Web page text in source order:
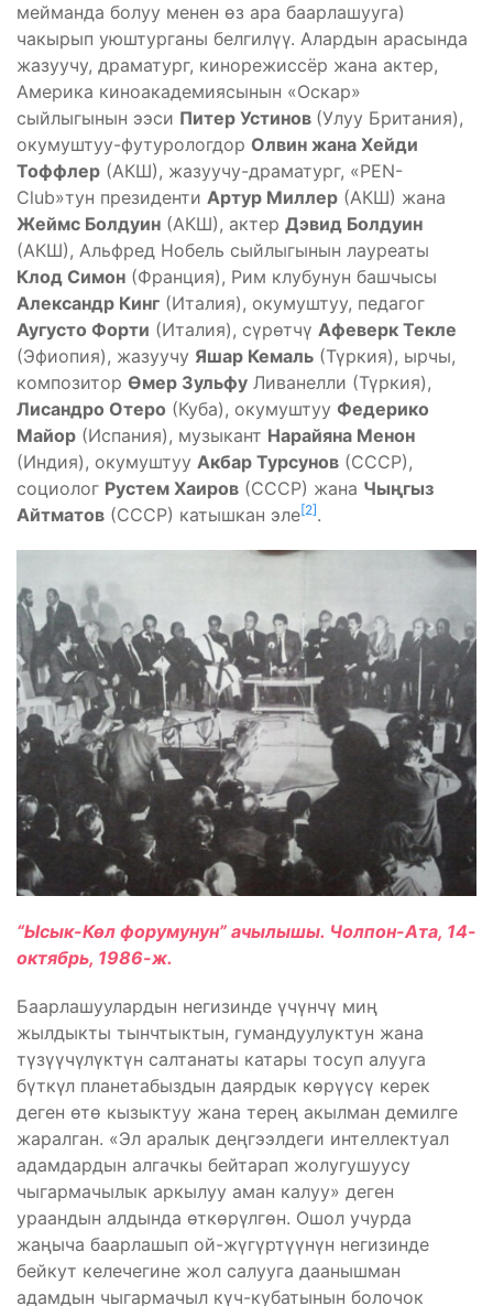
мейманда болуу менен өз ара баарлашууга)
чакырып уюштурганы белгилүү. Алардын арасында
жазуучу, драматург, кинорежиссёр жана актер,
Америка киноакадемиясынын «Оскар»
сыйлыгынын ээси Питер Устинов (Улуу Британия),
окумуштуу-футурологдор Олвин жана Хейди
Тоффлер (АКШ), жазуучу-драматург, «PEN-
Club»тун президенти Артур Миллер (АКШ) жана
Жеймс Болдуин (АКШ), актер Дэвид Болдуин
(АКШ), Альфред Нобель сыйлыгынын лауреаты
Клод Симон (Франция), Рим клубунун башчысы
Александр Кинг (Италия), окумуштуу, педагог
Аугусто Форти (Италия), сүрөтчү Афеверк Текле
(Эфиопия), жазуучу Яшар Кемаль (Түркия), ырчы,
композитор Өмер Зульфу Ливанелли (Түркия),
Лисандро Отеро (Куба), окумуштуу Федерико
Майор (Испания), музыкант Нарайяна Менон
(Индия), окумуштуу Акбар Турсунов (СССР),
социолог Рустем Хаиров (СССР) жана Чыңгыз
Айтматов (СССР) катышкан эле[2].
“Ысык-Көл форумунун” ачылышы. Чолпон-Ата, 14-
октябрь, 1986-ж.
Баарлашуулардын негизинде үчүнчү миң
жылдыкты тынчтыктын, гумандуулуктун жана
түзүүчүлүктүн салтанаты катары тосуп алууга
бүткүл планетабыздын даярдык көрүүсү керек
деген өтө кызыктуу жана терең акылман демилге
жаралган. «Эл аралык деңгээлдеги интеллектуал
адамдардын алгачкы бейтарап жолугушуусу
чыгармачылык аркылуу аман калуу» деген
ураандын алдында өткөрүлгөн. Ошол учурда
жаңыча баарлашып ой-жүгүртүүнүн негизинде
бейкут келечегине жол салууга даанышман
адамдын чыгармачыл күч-кубатынын болочок